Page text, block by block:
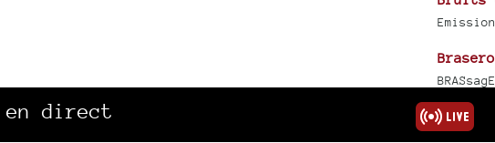
Brasero
un
en direct